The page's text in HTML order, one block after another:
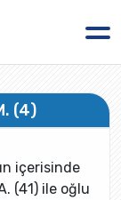
(4)
içerisinde
(41) ile oğlu